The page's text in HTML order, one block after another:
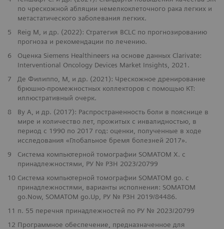
SOMATOM X.cite
по чрескожной абляции немелкоклеточного рака легких и
метастатического заболевания легких.
​5
Reig M, и др. (2022): Стратегия BCLC по прогнозированию
прогноза и рекомендации по лечению.
​6
Оценка Siemens Healthineers на основе данных Clarivate:
Interventional Oncology Devices Market Insights, 2021.
7
Де Филиппо, М, и др. (2021): Чрескожное дренирование
брюшно-промежностных коллекторов с помощью КТ:
иллюстративный очерк.
8
Ву A, и др. (2017): Распространенность боли в пояснице в
мире и количество лет, прожитых с инвалидностью, в
период с 1990 по 2017 год: оценки, полученные в ходе
исследования «Глобальное бремя болезней 2017».
​9
Система компьютерной томографии SOMATOM X. с
принадлежностями, РУ № РЗН 2023/20799
​10 Система компьютерной томографии SOMATOM go. с
принадлежностями, варианты исполнения: SOMATOM
go.Now, SOMATOM go.Up, РУ № РЗН 2019/84486.
​11 п. 55 перечня принадлежностей по РУ № 2023/20799
​12 Программное обеспечение, предназначенное для